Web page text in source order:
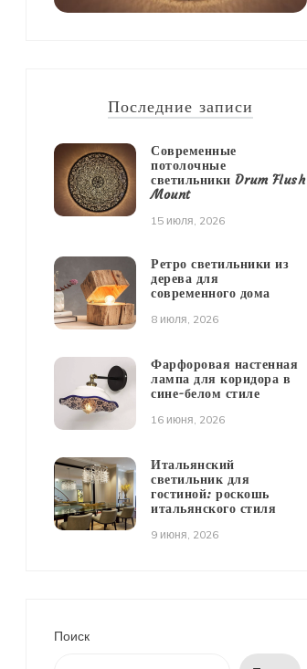
Последние записи
Современные
потолочные
светильники Drum Flush
Mount
15 июля, 2026
Ретро светильники из
дерева для
современного дома
8 июля, 2026
Фарфоровая настенная
лампа для коридора в
сине-белом стиле
16 июня, 2026
Итальянский
светильник для
гостиной: роскошь
итальянского стиля
9 июня, 2026
Поиск